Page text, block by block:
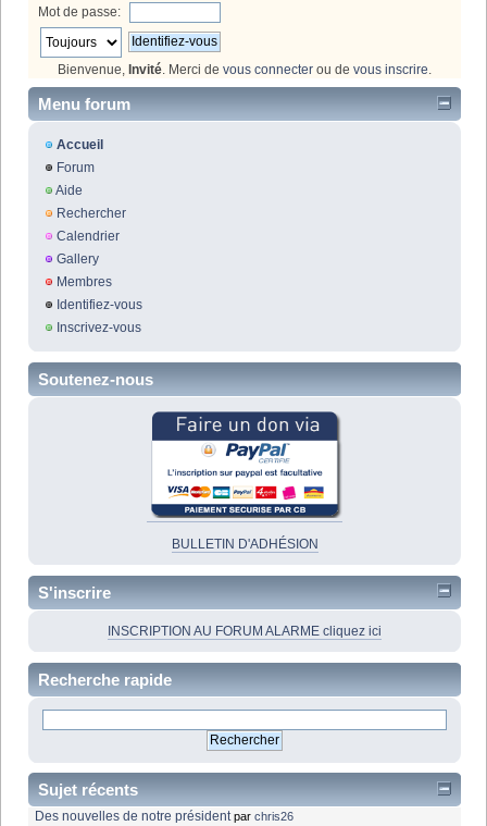
Mot de passe:
Bienvenue, Invité . Merci de vous connecter ou de vous inscrire
Menu forum
Accueil
Forum
Aide
Rechercher
Calendrier
Gallery
Membres
Identifiez-vous
Inscrivez-vous
Soutenez-nous
BULLETIN D'ADHÉSION
S'inscrire
INSCRIPTION AU FORUM ALARME cliquez ici
Recherche rapide
Sujet récents
Des nouvelles de notre président parchris26